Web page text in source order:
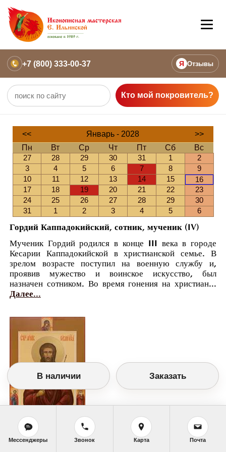
+7 (800) 333-00-37 Я Отзывы
Кто мой покровитель?
<< Январь - 2028
>>
Пн
Вт Ср Чт Пт Сб
Вс
27
28 29 30 31 1
2
3
4 5 6 7 8
9
10
11 12 13 14 15
16
17
18 19 20 21 22
23
24
25 26 27 28 29
30
31
1 2 3 4 5 6
Гордий Каппадокийский, сотник, мученик (IV)
Мученик Гордий родился в конце III века в городе
Кесарии Каппадокийской в христианской семье. В
зрелом возрасте поступил на военную службу и,
проявив мужество и воинское искусство, был
назначен сотником. Во время гонения на христиан...
Далее...
В наличии Заказать
Мессенджеры Звонок Карта Почта